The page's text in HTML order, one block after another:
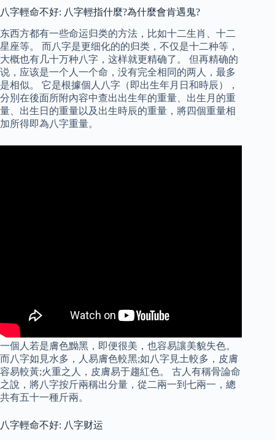
八字輕命不好: 八字輕指什麼?為什麼會肯遇鬼?
东西方都有一些命运归类的方法，比如十二生肖、十二
星座等。 而八字是更细化的的归类，不仅是十二种等，
大概也有几十万种八字，这样就更精确了。 但再精确的
说，应该是一个人一个命，没有完全相同的两人，最多
是相似。 它是根據個人八字（即出生年月日和時辰），
分別在後面所附內容中查出出生年的重量、出生月的重
量、出生日的重量以及出生時辰的重量，將四個重量相
加所得即為八字重量。
一個人若是膚色黝黑，即便很美，也容易讓美貌失色。
而八字如見水多，人易膚色較黑;如八字見土較多，皮膚
容易較黃;火重之人，皮膚易于趨紅色。 古人有稱骨論命
之說，將八字按斤兩稱出分量，從二兩一到七兩一，總
共有五十一種斤兩。
八字輕命不好: 八字财运